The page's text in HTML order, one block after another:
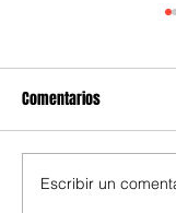
Día del Padre:
Comentarios
Escribir un